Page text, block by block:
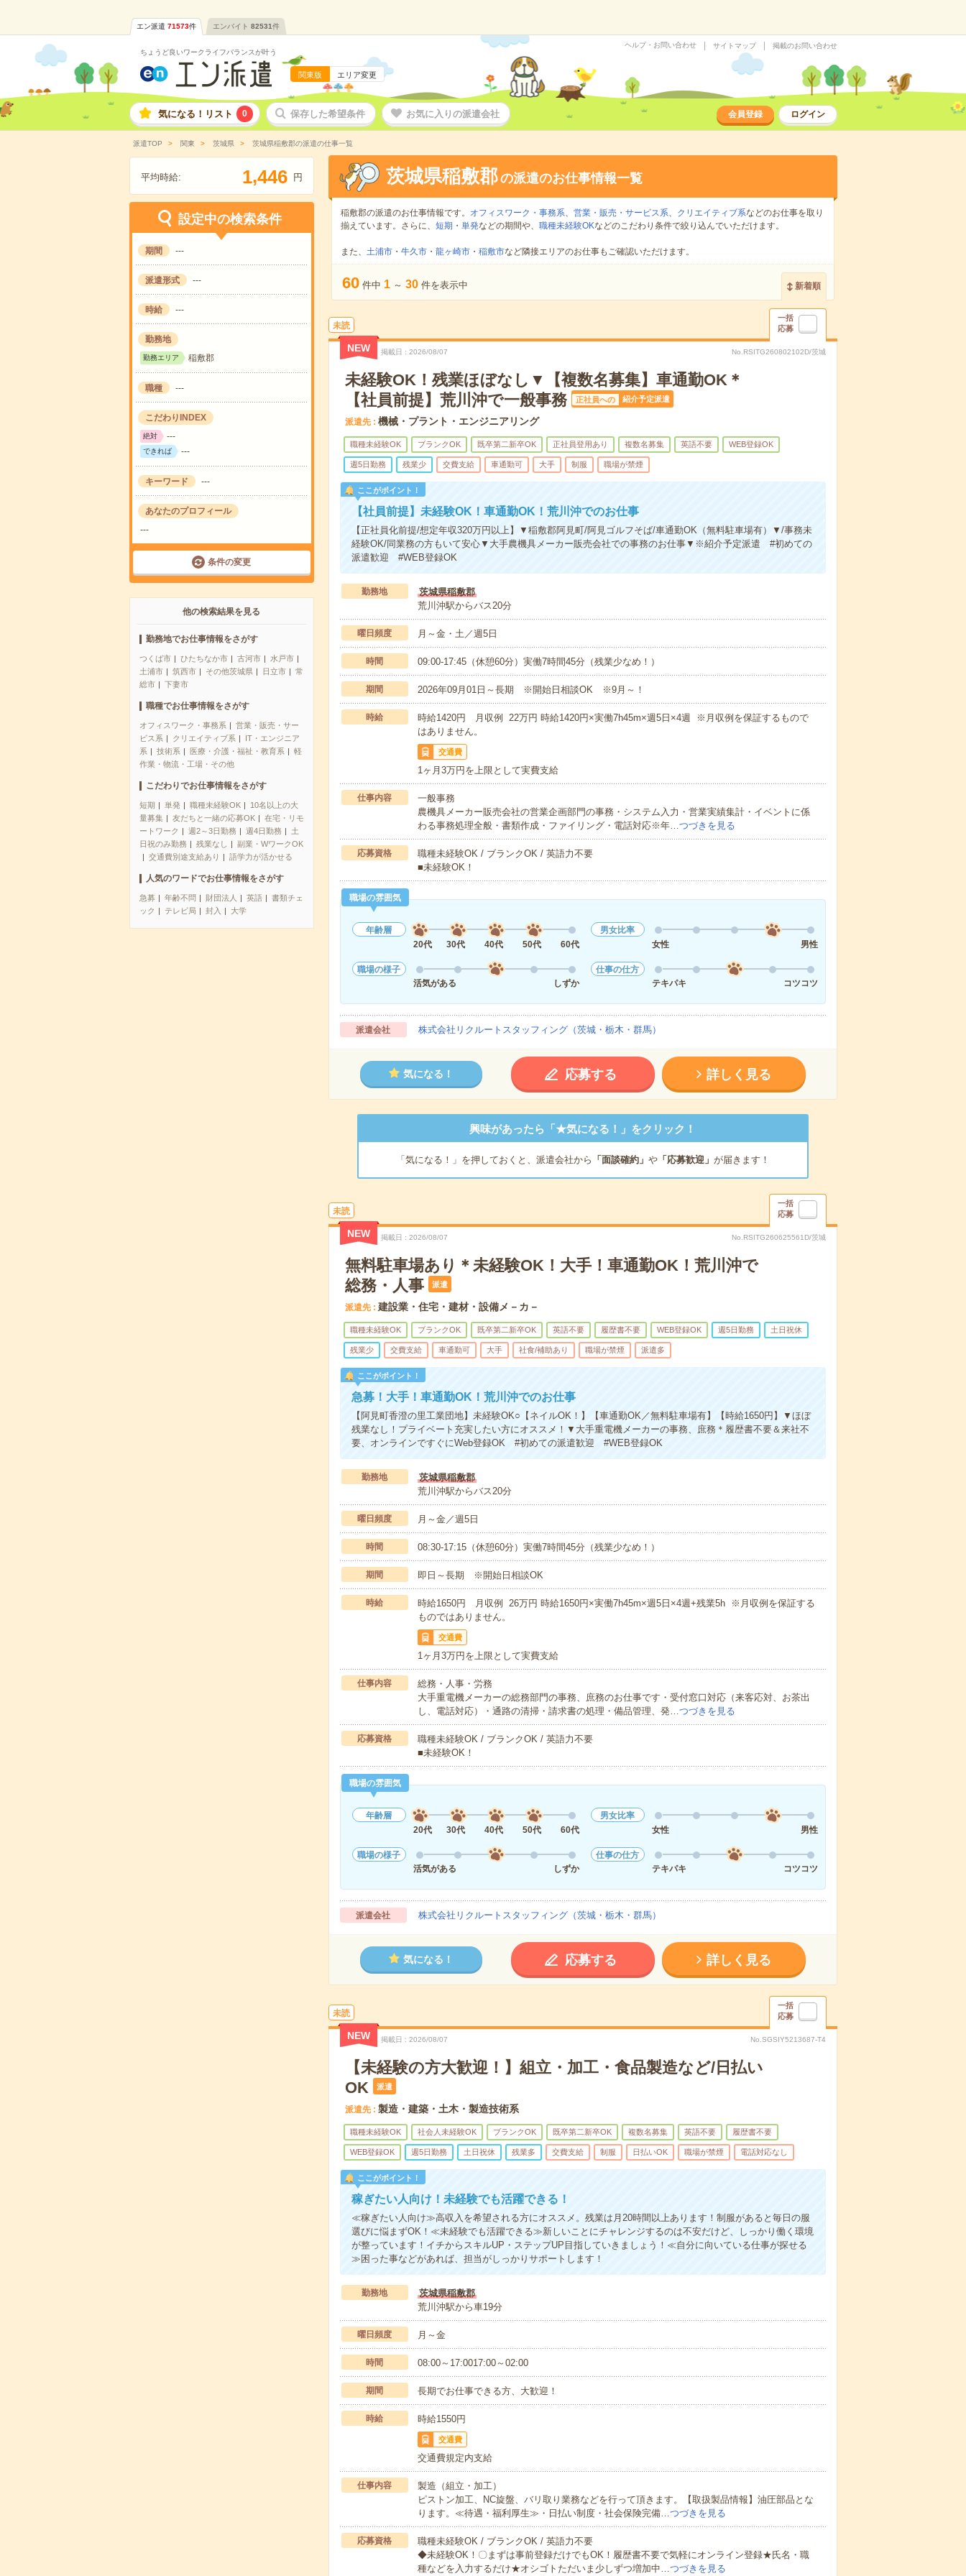
エン派遣 71573件 エンバイト 82531件
ちょうど良いワークライフバランスが叶う
関東版 エリア変更
ヘルプ・お問い合わせ サイトマップ 掲載のお問い合わせ
気になる！リスト 0 保存した希望条件 お気に入りの派遣会社 会員登録 ログイン
派遣TOP 関東 茨城県 茨城県稲敷郡の派遣の仕事一覧
平均時給: 1,446 円
設定中の検索条件
期間 ---
派遣形式 ---
時給 ---
勤務地
勤務エリア 稲敷郡
職種 ---
こだわりINDEX
絶対 ---
できれば ---
キーワード ---
あなたのプロフィール
---
条件の変更
他の検索結果を見る
勤務地でお仕事情報をさがす
つくば市 ひたちなか市 古河市
水戸市
土浦市
筑西市 その他茨城県 日立市
常
総市
下妻市
職種でお仕事情報をさがす
オフィスワーク・事務系
営業・販売・サー
ビス系
クリエイティブ系
IT・エンジニア
系
技術系 医療・介護・福祉・教育系
軽
作業・物流・工場・その他
こだわりでお仕事情報をさがす
短期 単発 職種未経験OK
10名以上の大
量募集
友だちと一緒の応募OK
在宅・リモ
ートワーク
週2～3日勤務 週4日勤務
土
日祝のみ勤務
残業なし
副業・WワークOK
交通費別途支給あり
語学力が活かせる
人気のワードでお仕事情報をさがす
急募 年齢不問 財団法人 英語
書類チェ
ック
テレビ局 封入 大学
茨城県稲敷郡の派遣のお仕事情報一覧
稲敷郡の派遣のお仕事情報です。 オフィスワーク・事務系、 営業・販売・サービス系、 クリエイティブ系などのお仕事を取り
揃えています。さらに、 短期 ・ 単発などの期間や、 職種未経験OKなどのこだわり条件で絞り込んでいただけます。
また、 土浦市・ 牛久市・ 龍ヶ崎市・ 稲敷市など隣接エリアのお仕事もご確認いただけます。
60 件中 1 ～ 30 件を表示中 新着順
未読
一括
応募
NEW 掲載日 2026/08/07 No.RSITG260802102D/茨城
未経験OK！残業ほぼなし▼【複数名募集】車通勤OK＊
【社員前提】荒川沖で一般事務
正社員への 紹介予定派遣
派遣先 機械・プラント・エンジニアリング
職種未経験OK ブランクOK 既卒第二新卒OK 正社員登用あり 複数名募集 英語不要 WEB登録OK
週5日勤務 残業少 交費支給 車通勤可 大手 制服 職場が禁煙
ここがポイント！
【社員前提】未経験OK！車通勤OK！荒川沖でのお仕事
【正社員化前提/想定年収320万円以上】▼稲敷郡阿見町/阿見ゴルフそば/車通勤OK（無料駐車場有）▼/事務未
経験OK/同業務の方もいて安心▼大手農機具メーカー販売会社での事務のお仕事▼※紹介予定派遣 #初めての
派遣歓迎 #WEB登録OK
勤務地
茨城県稲敷郡
荒川沖駅からバス20分
曜日頻度 月～金・土／週5日
時間 09:00-17:45（休憩60分）実働7時間45分（残業少なめ！）
期間 2026年09月01日～長期 ※開始日相談OK ※9月～！
時給
時給1420円 月収例 22万円 時給1420円×実働7h45m×週5日×4週 ※月収例を保証するもので
はありません。
交通費
1ヶ月3万円を上限として実費支給
仕事内容
一般事務
農機具メーカー販売会社の営業企画部門の事務・システム入力・営業実績集計・イベントに係
わる事務処理全般・書類作成・ファイリング・電話対応※年…つづきを見る
応募資格
職種未経験OK / ブランクOK / 英語力不要
■未経験OK！
職場の雰囲気
年齢層
20代
30代 40代 50代 60代
男女比率
女性
男性
職場の様子
活気がある
しずか
仕事の仕方
テキパキ
コツコツ
派遣会社 株式会社リクルートスタッフィング（茨城・栃木・群馬）
気になる！ 応募する 詳しく見る
興味があったら「★気になる！」をクリック！
「気になる！」を押しておくと、派遣会社から 「面談確約」 や「応募歓迎」 が届きます！
未読
一括
応募
NEW 掲載日 2026/08/07 No.RSITG260625561D/茨城
無料駐車場あり＊未経験OK！大手！車通勤OK！荒川沖で
総務・人事
派遣
派遣先 建設業・住宅・建材・設備メ－カ－
職種未経験OK ブランクOK 既卒第二新卒OK 英語不要 履歴書不要 WEB登録OK 週5日勤務 土日祝休
残業少 交費支給 車通勤可 大手 社食/補助あり 職場が禁煙 派遣多
ここがポイント！
急募！大手！車通勤OK！荒川沖でのお仕事
【阿見町香澄の里工業団地】未経験OK○【ネイルOK！】【車通勤OK／無料駐車場有】【時給1650円】▼ほぼ
残業なし！プライベート充実したい方にオススメ！▼大手重電機メーカーの事務、庶務＊履歴書不要＆来社不
要、オンラインですぐにWeb登録OK #初めての派遣歓迎 #WEB登録OK
勤務地
茨城県稲敷郡
荒川沖駅からバス20分
曜日頻度 月～金／週5日
時間 08:30-17:15（休憩60分）実働7時間45分（残業少なめ！）
期間 即日～長期 ※開始日相談OK
時給
時給1650円 月収例 26万円 時給1650円×実働7h45m×週5日×4週+残業5h ※月収例を保証する
ものではありません。
交通費
1ヶ月3万円を上限として実費支給
仕事内容
総務・人事・労務
大手重電機メーカーの総務部門の事務、庶務のお仕事です・受付窓口対応（来客応対、お茶出
し、電話対応）・通路の清掃・請求書の処理・備品管理、発…つづきを見る
応募資格
職種未経験OK / ブランクOK / 英語力不要
■未経験OK！
職場の雰囲気
年齢層
20代
30代 40代 50代 60代
男女比率
女性
男性
職場の様子
活気がある
しずか
仕事の仕方
テキパキ
コツコツ
派遣会社 株式会社リクルートスタッフィング（茨城・栃木・群馬）
気になる！ 応募する 詳しく見る
未読
一括
応募
NEW 掲載日 2026/08/07 No.SGSIY5213687-T4
【未経験の方大歓迎！】組立・加工・食品製造など/日払い
OK
派遣
派遣先 製造・建築・土木・製造技術系
職種未経験OK 社会人未経験OK ブランクOK 既卒第二新卒OK 複数名募集 英語不要 履歴書不要
WEB登録OK 週5日勤務 土日祝休 残業多 交費支給 制服 日払いOK 職場が禁煙 電話対応なし
ここがポイント！
稼ぎたい人向け！未経験でも活躍できる！
≪稼ぎたい人向け≫高収入を希望される方にオススメ。残業は月20時間以上あります！制服があると毎日の服
選びに悩まずOK！≪未経験でも活躍できる≫新しいことにチャレンジするのは不安だけど、しっかり働く環境
が整っています！イチからスキルUP・ステップUP目指していきましょう！≪自分に向いている仕事が探せる
≫困った事などがあれば、担当がしっかりサポートします！
勤務地
茨城県稲敷郡
荒川沖駅から車19分
曜日頻度 月～金
時間 08:00～17:0017:00～02:00
期間 長期でお仕事できる方、大歓迎！
時給 時給1550円
交通費
交通費規定内支給
仕事内容
製造（組立・加工）
ピストン加工、NC旋盤、バリ取り業務などを行って頂きます。【取扱製品情報】油圧部品とな
ります。≪待遇・福利厚生≫・日払い制度・社会保険完備…つづきを見る
応募資格
職種未経験OK / ブランクOK / 英語力不要
◆未経験OK！〇まずは事前登録だけでもOK！履歴書不要で気軽にオンライン登録★氏名・職
種などを入力するだけ★オシゴトただいま少しずつ増加中…つづきを見る